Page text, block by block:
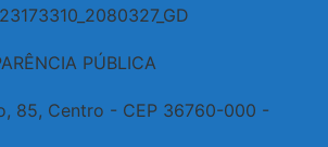
PÚBLICA
85, Centro - CEP 36760-000 -